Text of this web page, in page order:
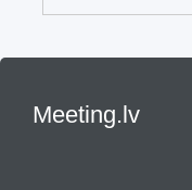
Meeting.lv